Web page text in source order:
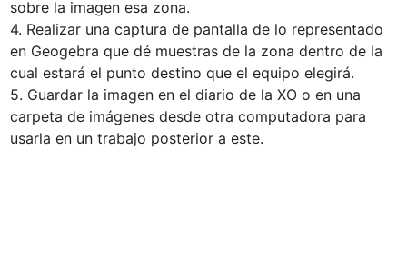
sobre la imagen esa zona.
4. Realizar una captura de pantalla de lo representado
en Geogebra que dé muestras de la zona dentro de la
cual estará el punto destino que el equipo elegirá.
5. Guardar la imagen en el diario de la XO o en una
carpeta de imágenes desde otra computadora para
usarla en un trabajo posterior a este.